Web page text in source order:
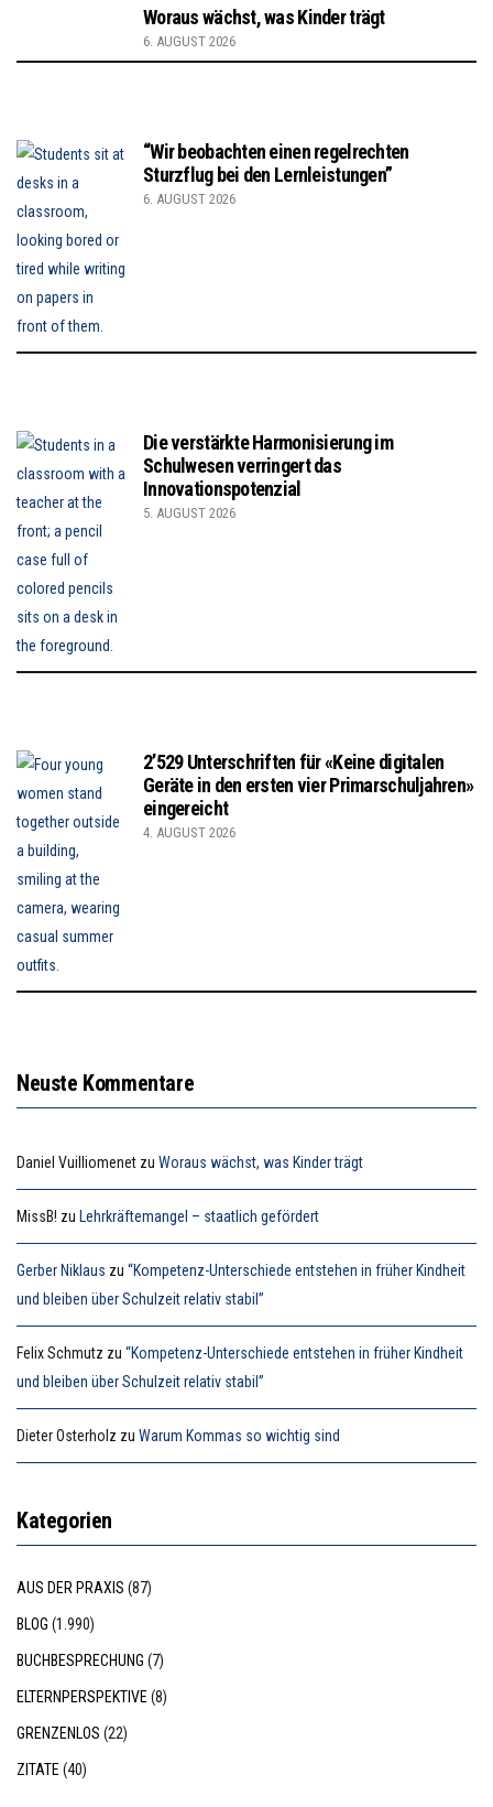
Woraus wächst, was Kinder trägt
6. AUGUST 2026
“Wir beobachten einen regelrechten
Sturzflug bei den Lernleistungen”
6. AUGUST 2026
Die verstärkte Harmonisierung im
Schulwesen verringert das
Innovationspotenzial
5. AUGUST 2026
2’529 Unterschriften für «Keine digitalen
Geräte in den ersten vier Primarschuljahren»
eingereicht
4. AUGUST 2026
Neuste Kommentare
Daniel Vuilliomenet zu Woraus wächst, was Kinder trägt
MissB! zu Lehrkräftemangel – staatlich gefördert
Gerber Niklaus zu “Kompetenz-Unterschiede entstehen in früher Kindheit
und bleiben über Schulzeit relativ stabil”
Felix Schmutz zu “Kompetenz-Unterschiede entstehen in früher Kindheit
und bleiben über Schulzeit relativ stabil”
Dieter Osterholz zu Warum Kommas so wichtig sind
Kategorien
AUS DER PRAXIS (87)
BLOG (1.990)
BUCHBESPRECHUNG (7)
ELTERNPERSPEKTIVE(8)
GRENZENLOS (22)
ZITATE(40)